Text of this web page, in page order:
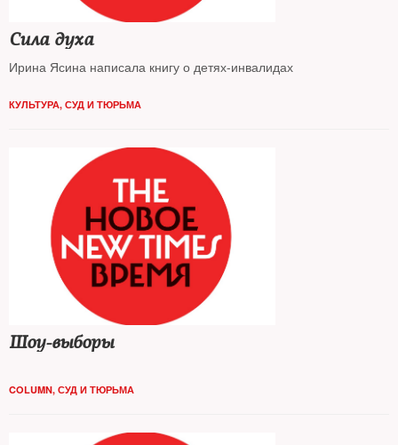
Сила духа
Ирина Ясина написала книгу о детях-инвалидах
КУЛЬТУРА, СУД И ТЮРЬМА
Шоу-выборы
COLUMN, СУД И ТЮРЬМА